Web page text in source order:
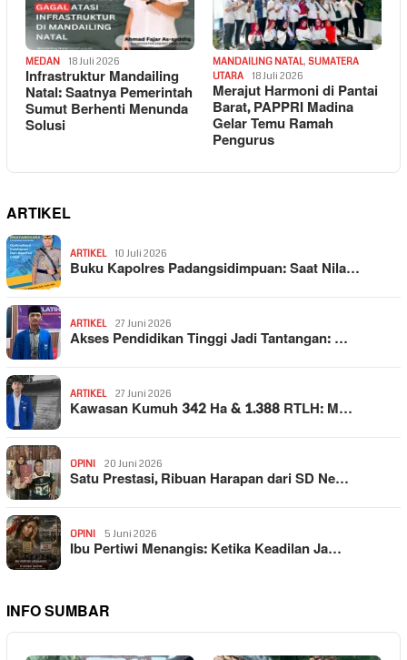
MEDAN 18 Juli 2026
Infrastruktur Mandailing
Natal: Saatnya Pemerintah
Sumut Berhenti Menunda
Solusi
MANDAILING NATAL, SUMATERA
UTARA
18 Juli 2026
Merajut Harmoni di Pantai
Barat, PAPPRI Madina
Gelar Temu Ramah
Pengurus
ARTIKEL
ARTIKEL 10 Juli 2026
Buku Kapolres Padangsidimpuan: Saat Nila…
ARTIKEL 27 Juni 2026
Akses Pendidikan Tinggi Jadi Tantangan: …
ARTIKEL 27 Juni 2026
Kawasan Kumuh 342 Ha & 1.388 RTLH: M…
OPINI 20 Juni 2026
Satu Prestasi, Ribuan Harapan dari SD Ne…
OPINI 5 Juni 2026
Ibu Pertiwi Menangis: Ketika Keadilan Ja…
INFO SUMBAR